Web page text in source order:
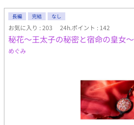
長編 完結 なし
お気に入り : 203 24h.ポイント : 142
秘花～王太子の秘密と宿命の皇女～
めぐみ